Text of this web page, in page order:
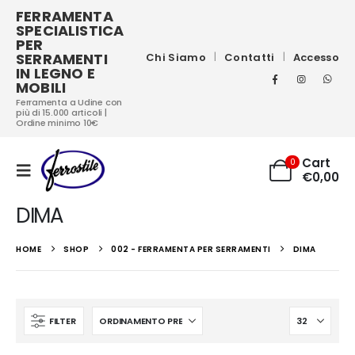
FERRAMENTA
SPECIALISTICA
PER
SERRAMENTI
IN LEGNO E
MOBILI
Ferramenta a Udine con
più di 15.000 articoli |
Ordine minimo 10€
Chi Siamo Contatti Accesso
0
Cart
€0,00
DIMA
HOME SHOP 002 - FERRAMENTA PER SERRAMENTI DIMA
FILTER